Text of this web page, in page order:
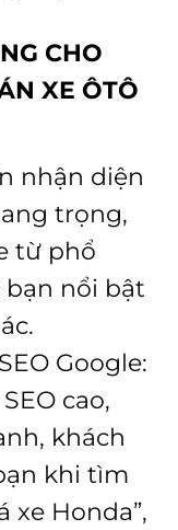
CHO
XE ÔTÔ
nhận diện
trọng,
từ phổ
nổi bật
Google:
cao,
khách
khi tìm
xe Honda”,